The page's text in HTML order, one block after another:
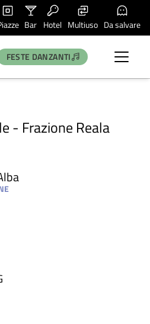
Bar Hotel Multiuso Da salvare
FESTE DANZANTI
- Frazione Reala